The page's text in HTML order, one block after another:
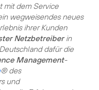
mit dem Service
wegweisendes neues
ihrer Kunden
Netzbetreiberin
dafür die
Management-
® des
und